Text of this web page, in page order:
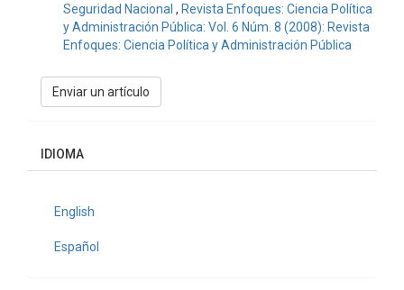
Seguridad Nacional , Revista Enfoques: Ciencia Política
y Administración Pública: Vol. 6 Núm. 8 (2008): Revista
Enfoques: Ciencia Política y Administración Pública
Enviar
unEnviar un artículo
IDIOMA
English
Español